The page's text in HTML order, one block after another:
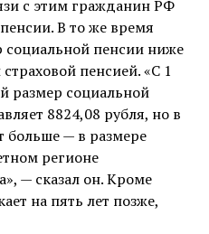
с этим гражданин РФ
В то же время
социальной пенсии ниже
пенсией. «С 1
размер социальной
8824,08 рубля, но в
больше — в размере
регионе
— сказал он. Кроме
на пять лет позже,